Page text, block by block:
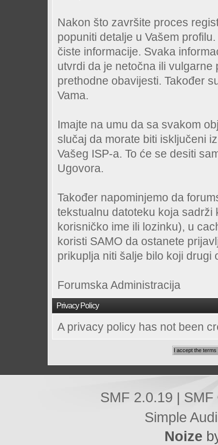
Nakon što završite proces
popuniti detalje u Vašem
čiste informacije. Svaka
utvrdi da je netočna ili
prethodne obavijesti. Također
Vama.
Imajte na umu da sa svakom
slučaj da morate biti isključeni
Vašeg ISP-a. To će se desiti
Ugovora.
Također napominjemo da
tekstualnu datoteku koja sadrži
korisničko ime ili lozinku), u
koristi SAMO da ostanete
prikuplja niti šalje bilo koji drugi
Forumska Administracija
Privacy Policy
A privacy policy has not been
SMF 2.0.19
Simple
Noize